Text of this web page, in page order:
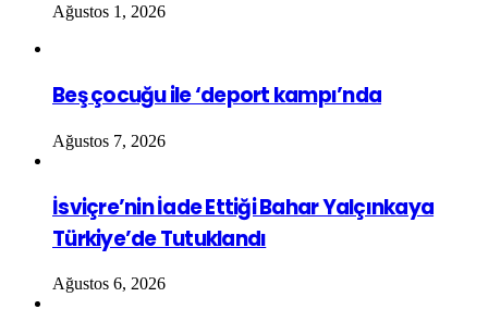
Ağustos 1, 2026
Beş çocuğu ile ‘deport kampı’nda
Ağustos 7, 2026
İsviçre’nin İade Ettiği Bahar Yalçınkaya
Türkiye’de Tutuklandı
Ağustos 6, 2026